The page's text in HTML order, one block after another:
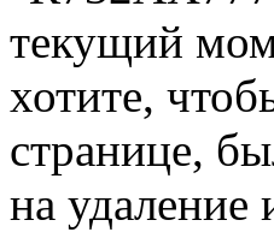
текущий
хотите,
странице,
на